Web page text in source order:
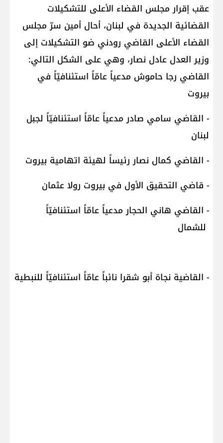
عقب إقرار مجلس القضاء الأعلى للتشكيلات
القضائية الجديدة في لبنان، أحال أمين سرّ مجلس
القضاء الأعلى القاضي رودني ضو التشكيلات إلى
وزير العدل عادل نصار، وهي على الشكل التالي:
القاضي رجا حاموش مدعياً عامّاً استئنافيّاً في
بيروت
- القاضي سامي صادر مدعياً عامّاً استئنافيّاً لجبل
لبنان
- القاضي كمال نصار رئيساً لهيئة اتهامية بيروت
- قاضي التحقيق الأول في بيروت رولا عثمان
- القاضي هاني الحجار مدعياً عامّاً استئنافيّاً
للشمال
- القاضية نجاة أبو شقرا نائباً عامّاً استئنافيّاً للنبطية